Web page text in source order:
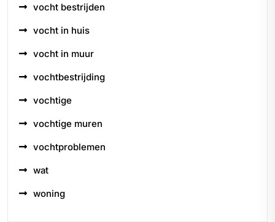
vocht bestrijden
vocht in huis
vocht in muur
vochtbestrijding
vochtige
vochtige muren
vochtproblemen
wat
woning